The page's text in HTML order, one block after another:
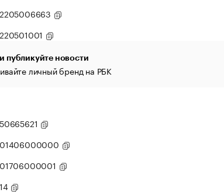
2205006663
220501001
публикуйте новости
личный бренд на РБК
50665621
01406000000
01706000001
14